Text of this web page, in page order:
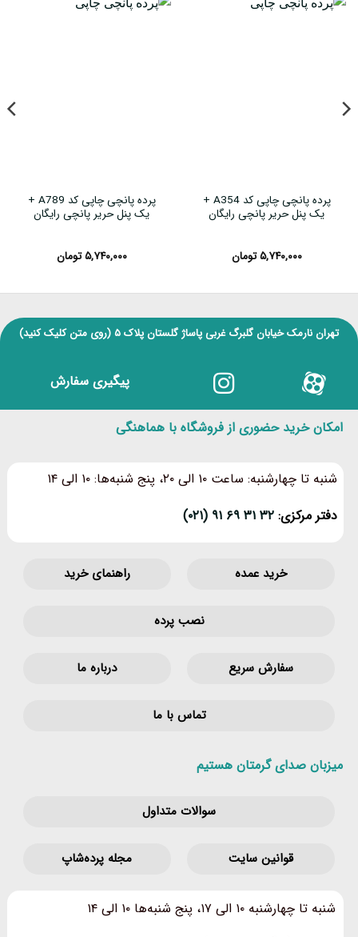
پرده پانچی چاپی کد A354 +
یک پنل حریر پانچی رایگان
۵,۷۴۰,۰۰۰ تومان
پرده پانچی چاپی کد A789 +
یک پنل حریر پانچی رایگان
۵,۷۴۰,۰۰۰ تومان
تهران نارمک خیابان گلبرگ غربی پاساژ گلستان پلاک ۵ (روی متن کلیک کنید)
پیگیری سفارش
امکان خرید حضوری از فروشگاه با هماهنگی
شنبه تا چهارشنبه: ساعت ۱۰ الی ۲۰، پنج شنبه‌ها: ۱۰ الی ۱۴
دفتر مرکزی: ۳۲ ۳۱ ۶۹ ۹۱ (۰۲۱)
خرید عمده راهنمای خرید
نصب پرده
سفارش سریع درباره ما
تماس با ما
میزبان صدای گرمتان هستیم
سوالات متداول
قوانین‌ سایت مجله پرده‌شاپ
شنبه تا چهارشنبه ۱۰ الی ۱۷، پنج شنبه‌ها ۱۰ الی ۱۴